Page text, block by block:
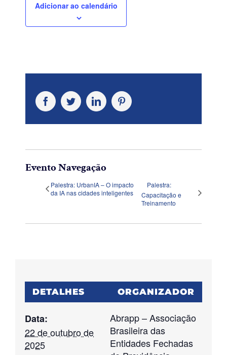
Adicionar ao calendário
FacebookTwitterLinkedInPinterest
Evento Navegação
Palestra: UrbanIA – O impacto
da IA nas cidades inteligentes
Palestra:
Capacitação e
Treinamento
DETALHES
Data:
22 de outubro de
2025
ORGANIZADOR
Abrapp – Associação
Brasileira das
Entidades Fechadas